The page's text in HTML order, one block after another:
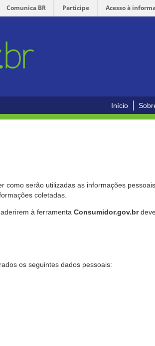
Comunica BR Participe Acesso à
Início
como serão utilizadas as informações
coletadas.
à ferramenta Consumidor.gov.br
os seguintes dados pessoais: